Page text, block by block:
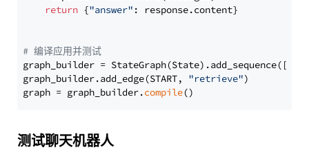
return {"answer" : response.content}
# 编译应用并测试
graph_builder =
graph_builder.add_edge(START, "retrieve")
graph = graph_builder.compile
测试聊天机器人